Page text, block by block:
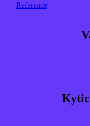
Reference